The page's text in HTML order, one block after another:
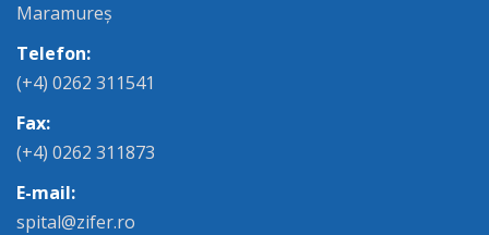
Maramureș
Telefon:
(+4) 0262 311541
Fax:
(+4) 0262 311873
E-mail:
spital@zifer.ro